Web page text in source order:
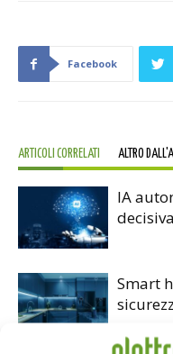
Facebook
ARTICOLI CORRELATI ALTRO
IA
decisiva
Smart